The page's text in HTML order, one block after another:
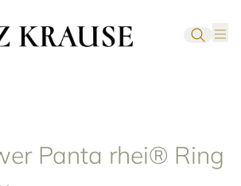
Panta rhei® Ring